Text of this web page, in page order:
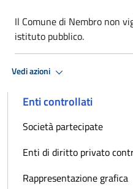
Il Comune di Nembro non
istituto pubblico.
Vedi azioni
Enti controllati
Società partecipate
Enti di diritto privato
Rappresentazione grafica